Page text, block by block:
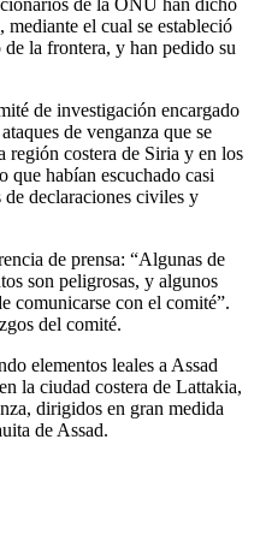
de la ONU han dicho
el cual se estableció
la frontera, y han pedido su
de investigación encargado
de venganza que se
región costera de Siria y en los
habían escuchado casi
declaraciones civiles y
de prensa: “Algunas de
son peligrosas, y algunos
comunicarse con el comité”.
del comité.
elementos leales a Assad
la ciudad costera de Lattakia,
dirigidos en gran medida
de Assad.